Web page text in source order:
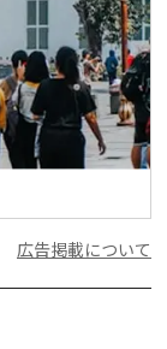
広告掲載について